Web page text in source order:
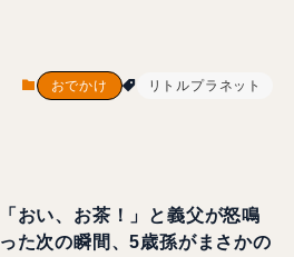
おでかけ リトルプラネット
「おい、お茶！」と義父が怒鳴
った次の瞬間、5歳孫がまさかの